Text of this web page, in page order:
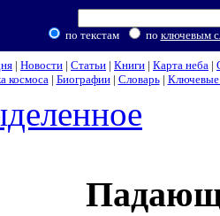
по текстам по ключевым
| Новости | Статьи | Книги | Карта неба |
космоса| Биографии| Словарь| Ключевые